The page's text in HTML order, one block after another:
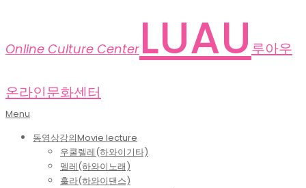
Online Culture Center LUAU 루아우
온라인문화센터
Primary
Menu
Menu
동영상강의Movie lecture
우쿨렐레(하와이기타)
멜레(하와이노래)
훌라(하와이댄스)